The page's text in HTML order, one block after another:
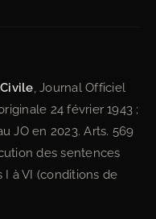
, Journal Officiel
24 février 1943 ;
JO en 2023. Arts. 569
des sentences
I à VI (conditions de